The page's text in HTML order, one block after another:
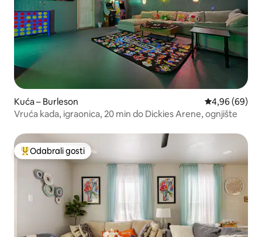
Kuća – Burleson Prosječna
4,96 (69)
Vruća kada, igraonica, 20 min do Dickies Arene, ognjište
Među najviše rangiranima s oznakom „Odabrali gosti”
Odabrali gosti